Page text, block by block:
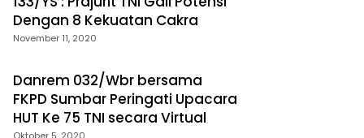
Dengan 8 Kekuatan Cakra
November 11, 2020
Danrem 032/Wbr bersama
FKPD Sumbar Peringati Upacara
HUT Ke 75 TNI secara Virtual